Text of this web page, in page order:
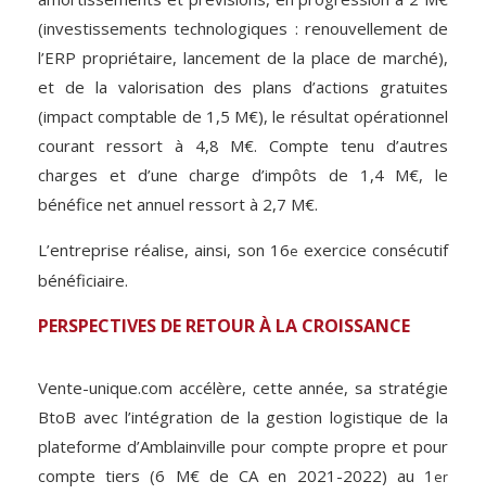
(investissements technologiques : renouvellement de
l’ERP propriétaire, lancement de la place de marché),
et de la valorisation des plans d’actions gratuites
(impact comptable de 1,5 M€), le résultat opérationnel
courant ressort à 4,8 M€. Compte tenu d’autres
charges et d’une charge d’impôts de 1,4 M€, le
bénéfice net annuel ressort à 2,7 M€.
L’entreprise réalise, ainsi, son 16e exercice consécutif
bénéficiaire.
PERSPECTIVES DE RETOUR À LA CROISSANCE
Vente-unique.com accélère, cette année, sa stratégie
BtoB avec l’intégration de la gestion logistique de la
plateforme d’Amblainville pour compte propre et pour
compte tiers (6 M€ de CA en 2021-2022) au 1 er